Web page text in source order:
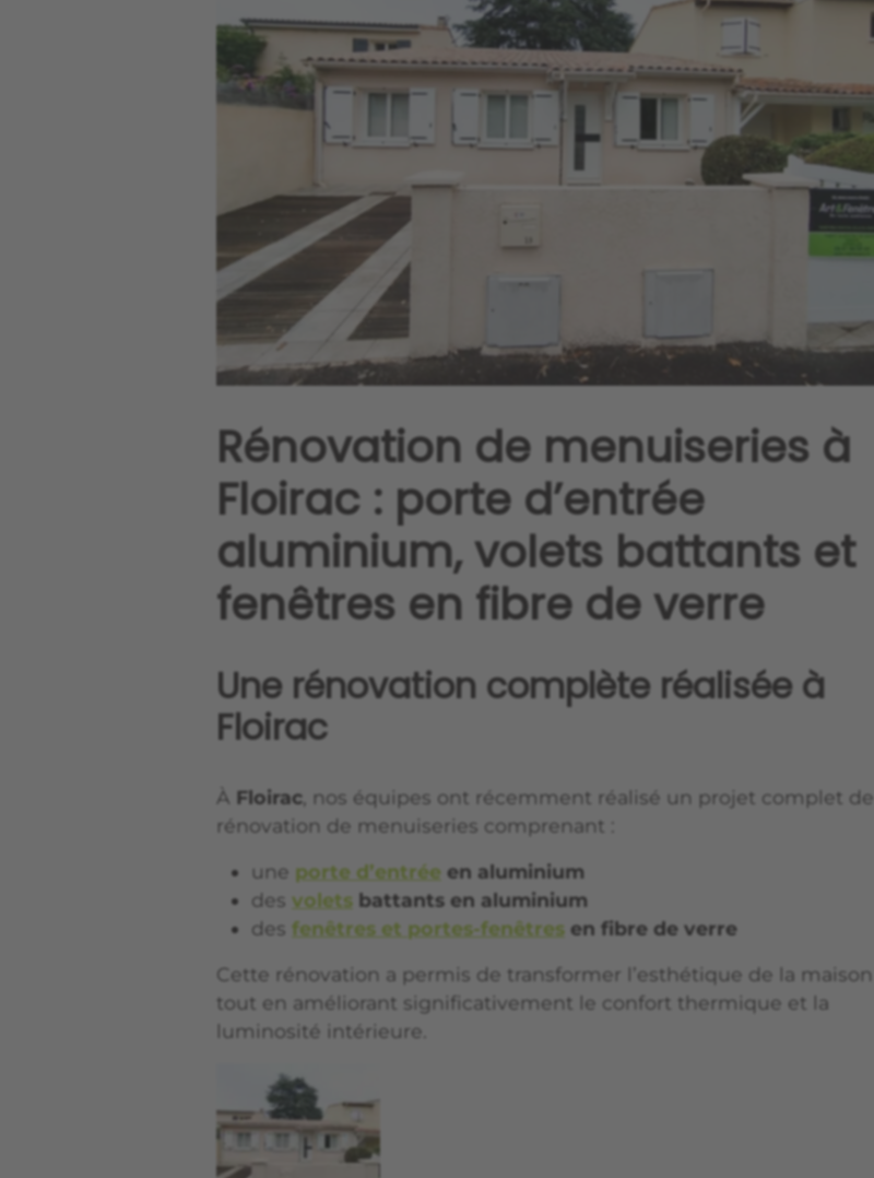
Rénovation de menuiseries à
Floirac : porte d’entrée
aluminium, volets battants et
fenêtres en fibre de verre
Une rénovation complète réalisée à
Floirac
À Floirac , nos équipes ont récemment réalisé un projet complet de
rénovation de menuiseries comprenant :
une porte d’entrée en aluminium
des volets battants en aluminium
des fenêtres et portes-fenêtres en fibre de verre
Cette rénovation a permis de transformer l’esthétique de la maison
tout en améliorant significativement le confort thermique et la
luminosité intérieure.